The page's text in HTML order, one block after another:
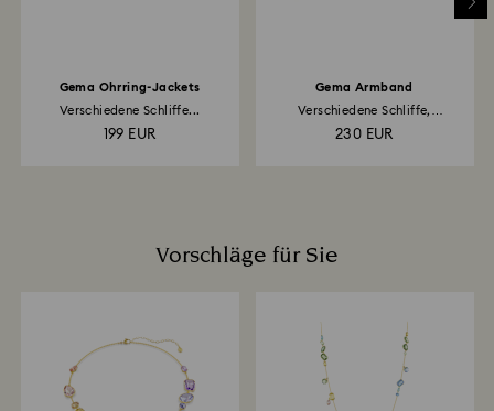
Gema Ohrring-Jackets
Verschiedene Schliffe...
199 EUR
Gema Armband
Verschiedene Schliffe,
230 EUR
Vorschläge für Sie